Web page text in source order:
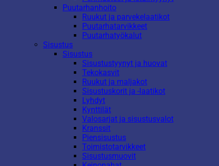
Puutarhanhoito
Ruukut ja parvekelaatikot
Puutarhatarvikkeet
Puutarhatyökalut
Sisustus
Sisustus
Sisustustyynyt ja huovat
Tekokasvit
Ruukut ja maljakot
Sisustuskorit ja -laatikot
Lyhdyt
Kynttilät
Valosarjat ja sisustusvalot
Kranssit
Piensisustus
Toimistotarvikkeet
Sisustusmuovit